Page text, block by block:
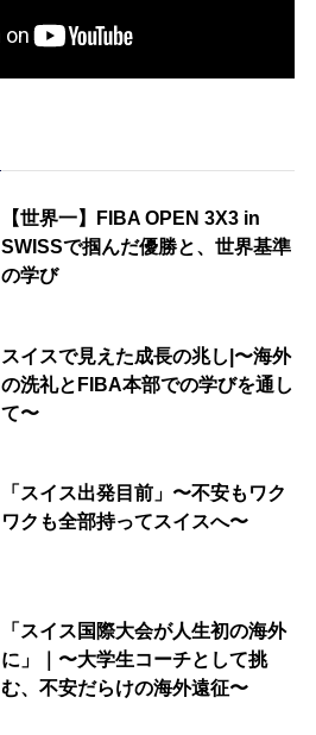
【世界一】FIBA OPEN 3X3 in
SWISSで掴んだ優勝と、世界基準
の学び
スイスで見えた成長の兆し|〜海外
の洗礼とFIBA本部での学びを通し
て〜
「スイス出発目前」〜不安もワク
ワクも全部持ってスイスへ〜
「スイス国際大会が人生初の海外
に」｜〜大学生コーチとして挑
む、不安だらけの海外遠征〜